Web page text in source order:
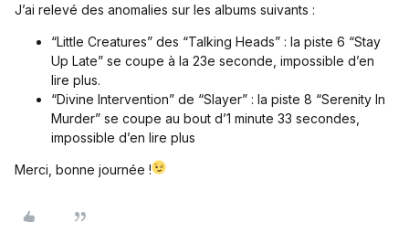
J’ai relevé des anomalies sur les albums suivants :
“Little Creatures” des “Talking Heads” : la piste 6 “Stay
Up Late” se coupe à la 23e seconde, impossible d’en
lire plus.
“Divine Intervention” de “Slayer” : la piste 8 “Serenity In
Murder” se coupe au bout d’1 minute 33 secondes,
impossible d’en lire plus
Merci, bonne journée !